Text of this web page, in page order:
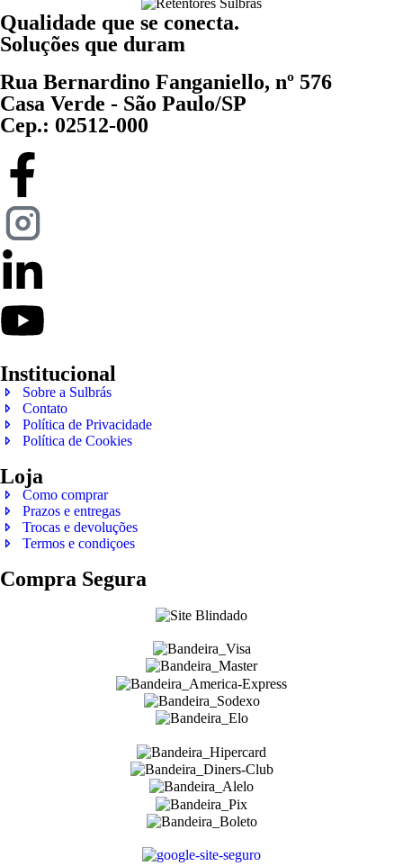
Qualidade que se conecta.
Soluções que duram
Rua Bernardino Fanganiello, nº 576
Casa Verde - São Paulo/SP
Cep.: 02512-000
Institucional
Sobre a Sulbrás
Contato
Política de Privacidade
Política de Cookies
Loja
Como comprar
Prazos e entregas
Trocas e devoluções
Termos e condiçoes
Compra Segura